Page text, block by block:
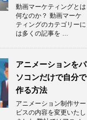
動画マーケティングとは
何なのか？ 動画マーケ
ティングのカテゴリーに
は多くの記事を ...
アニメーションをパ
ソコンだけで自分で
作る方法
アニメーション制作サー
ビスの内容を変更いたし